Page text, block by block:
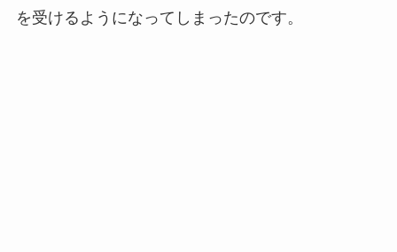
を受けるようになってしまったのです。